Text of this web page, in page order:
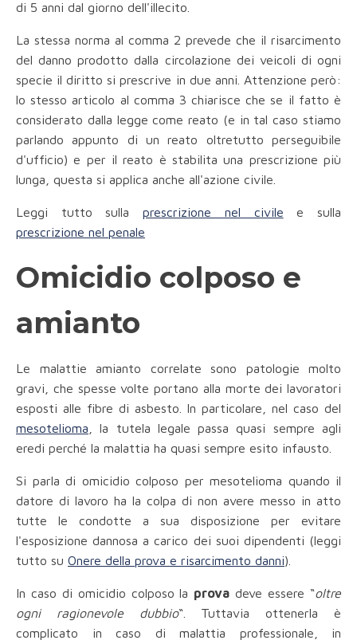
di 5 anni dal giorno dell'illecito.
La stessa norma al comma 2 prevede che il risarcimento
del danno prodotto dalla circolazione dei veicoli di ogni
specie il diritto si prescrive in due anni. Attenzione però:
lo stesso articolo al comma 3 chiarisce che se il fatto è
considerato dalla legge come reato (e in tal caso stiamo
parlando appunto di un reato oltretutto perseguibile
d'ufficio) e per il reato è stabilita una prescrizione più
lunga, questa si applica anche all'azione civile.
Leggi tutto sullaprescrizione nel civile e sulla
prescrizione nel penale
Omicidio colposo e
amianto
Le malattie amianto correlate sono patologie molto
gravi, che spesse volte portano alla morte dei lavoratori
esposti alle fibre di asbesto. In particolare, nel caso del
mesotelioma , la tutela legale passa quasi sempre agli
eredi perché la malattia ha quasi sempre esito infausto.
Si parla di omicidio colposo per mesotelioma quando il
datore di lavoro ha la colpa di non avere messo in atto
tutte le condotte a sua disposizione per evitare
l'esposizione dannosa a carico dei suoi dipendenti (leggi
tutto su Onere della prova e risarcimento danni).
In caso di omicidio colposo la prova deve essere “oltre
ogni ragionevole dubbio“. Tuttavia ottenerla è
complicato in caso di malattia professionale, in